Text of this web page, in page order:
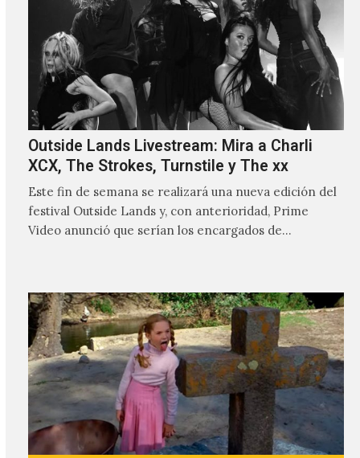
Outside Lands Livestream: Mira a Charli
XCX, The Strokes, Turnstile y The xx
Este fin de semana se realizará una nueva edición del
festival Outside Lands y, con anterioridad, Prime
Video anunció que serían los encargados de